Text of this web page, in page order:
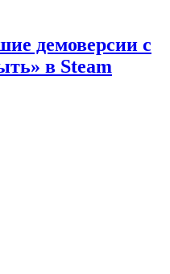
демоверсии с
в Steam